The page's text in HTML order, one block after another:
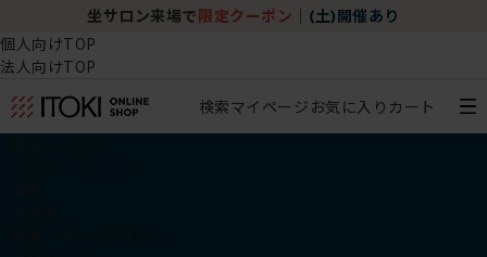
坐サロン来場で 限定クーポン (土)開催あり
個人向けTOP
法人向けTOP
検索マイページ お気に入り カート